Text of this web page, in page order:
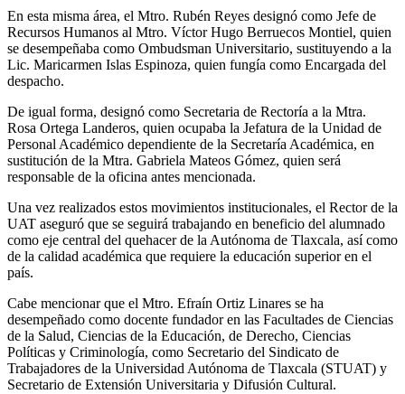
En esta misma área, el Mtro. Rubén Reyes designó como Jefe de
Recursos Humanos al Mtro. Víctor Hugo Berruecos Montiel, quien
se desempeñaba como Ombudsman Universitario, sustituyendo a la
Lic. Maricarmen Islas Espinoza, quien fungía como Encargada del
despacho.
De igual forma, designó como Secretaria de Rectoría a la Mtra.
Rosa Ortega Landeros, quien ocupaba la Jefatura de la Unidad de
Personal Académico dependiente de la Secretaría Académica, en
sustitución de la Mtra. Gabriela Mateos Gómez, quien será
responsable de la oficina antes mencionada.
Una vez realizados estos movimientos institucionales, el Rector de la
UAT aseguró que se seguirá trabajando en beneficio del alumnado
como eje central del quehacer de la Autónoma de Tlaxcala, así como
de la calidad académica que requiere la educación superior en el
país.
Cabe mencionar que el Mtro. Efraín Ortiz Linares se ha
desempeñado como docente fundador en las Facultades de Ciencias
de la Salud, Ciencias de la Educación, de Derecho, Ciencias
Políticas y Criminología, como Secretario del Sindicato de
Trabajadores de la Universidad Autónoma de Tlaxcala (STUAT) y
Secretario de Extensión Universitaria y Difusión Cultural.